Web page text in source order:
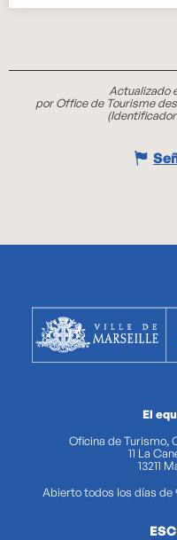
Actualizado
por Office de Tourisme
El
Oficina de Turismo,
11 La
13211
Abierto todos los días de